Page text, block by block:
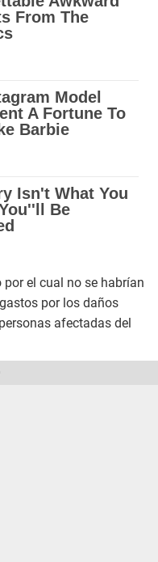
el cual no se habrían
por los daños
afectadas del